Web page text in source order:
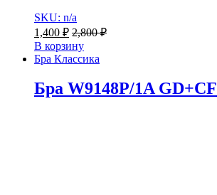
SKU: n/a
1,400 ₽ 2,800₽
В корзину
Бра Классика
Бра W9148P/1A GD+CF